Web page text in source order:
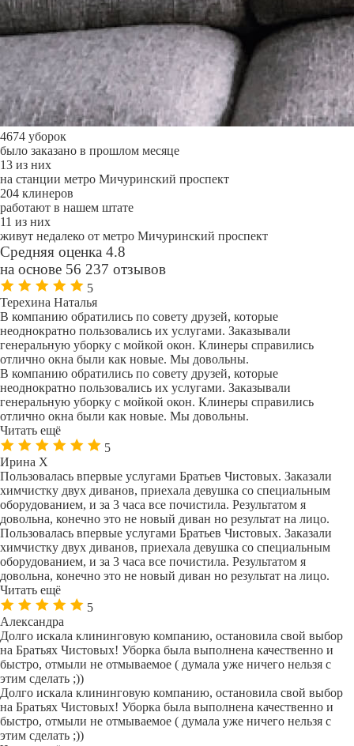
4674 уборок
было заказано в прошлом месяце
13 из них
на станции метро Мичуринский проспект
204 клинеров
работают в нашем штате
11 из них
живут недалеко от метро Мичуринский проспект
Средняя оценка 4.8
на основе 56 237 отзывов
5
Терехина Наталья
В компанию обратились по совету друзей, которые
неоднократно пользовались их услугами. Заказывали
генеральную уборку с мойкой окон. Клинеры справились
отлично окна были как новые. Мы довольны.
В компанию обратились по совету друзей, которые
неоднократно пользовались их услугами. Заказывали
генеральную уборку с мойкой окон. Клинеры справились
отлично окна были как новые. Мы довольны.
Читать ещё
5
Ирина Х
Пользовалась впервые услугами Братьев Чистовых. Заказали
химчистку двух диванов, приехала девушка со специальным
оборудованием, и за 3 часа все почистила. Результатом я
довольна, конечно это не новый диван но результат на лицо.
Пользовалась впервые услугами Братьев Чистовых. Заказали
химчистку двух диванов, приехала девушка со специальным
оборудованием, и за 3 часа все почистила. Результатом я
довольна, конечно это не новый диван но результат на лицо.
Читать ещё
5
Александра
Долго искала клининговую компанию, остановила свой выбор
на Братьях Чистовых! Уборка была выполнена качественно и
быстро, отмыли не отмываемое ( думала уже ничего нельзя с
этим сделать ;))
Долго искала клининговую компанию, остановила свой выбор
на Братьях Чистовых! Уборка была выполнена качественно и
быстро, отмыли не отмываемое ( думала уже ничего нельзя с
этим сделать ;))